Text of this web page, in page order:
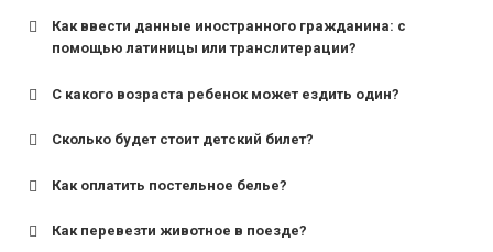
Как ввести данные иностранного гражданина: с
помощью латиницы или транслитерации?
С какого возраста ребенок может ездить один?
для поездов дальнего следования — от 10 лет и
для пригородных поездов — от 7 лет.
Сколько будет стоит детский билет?
Как оплатить постельное белье?
Как перевезти животное в поезде?